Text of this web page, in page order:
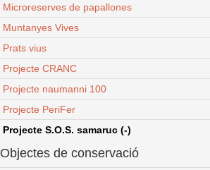
Microreserves de papallones
Muntanyes Vives
Prats vius
Projecte CRANC
Projecte naumanni 100
Projecte PeriFer
Projecte S.O.S. samaruc (-)
Objectes de conservació